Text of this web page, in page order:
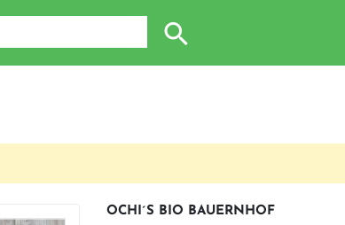
Suche nach: Zum Beispiel
OCHI´S BIO BAUERNHOF